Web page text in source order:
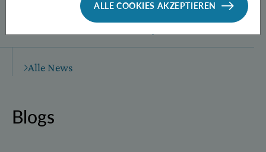
Neue Methode zur Herstellung
verschränkter Photonen­paare
Alle News
Blogs
ALLE COOKIES AKZEPTIEREN